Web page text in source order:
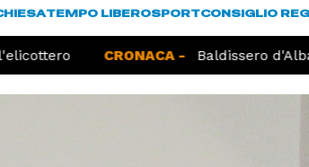
TEMPO LIBEROSPORTCONSIGLIO
CRONACA - Baldissero d'Alba,